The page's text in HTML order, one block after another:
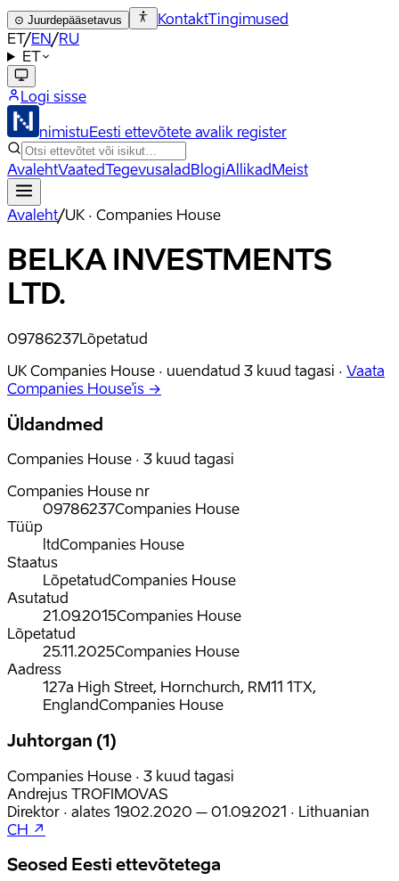
⊙ Juurdepääsetavus KontaktTingimused
ET/EN/RU
ET
Logi sisse
nimistuEesti ettevõtete avalik register
AvalehtVaatedTegevusaladBlogiAllikadMeist
Avaleht/UK · Companies House
BELKA INVESTMENTS
LTD.
09786237Lõpetatud
UK Companies House · uuendatud 3 kuud tagasi · Vaata
Companies House'is →
Üldandmed
Companies House · 3 kuud tagasi
Companies House nr
09786237Companies House
Tüüp
ltdCompanies House
Staatus
LõpetatudCompanies House
Asutatud
21.09.2015Companies House
Lõpetatud
25.11.2025Companies House
Aadress
127a High Street, Hornchurch, RM11 1TX,
EnglandCompanies House
Juhtorgan (1)
Companies House · 3 kuud tagasi
Andrejus TROFIMOVAS
Direktor · alates 19.02.2020 – 01.09.2021 · Lithuanian
CH ↗
Seosed Eesti ettevõtetega